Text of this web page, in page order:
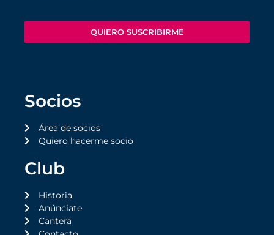
QUIERO SUSCRIBIRME
Socios
Área de socios
Quiero hacerme socio
Club
Historia
Anúnciate
Cantera